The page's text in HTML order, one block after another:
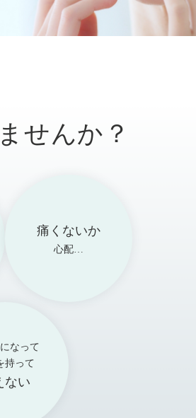
せんか？
痛くないか
心配…
なって
持って
ない